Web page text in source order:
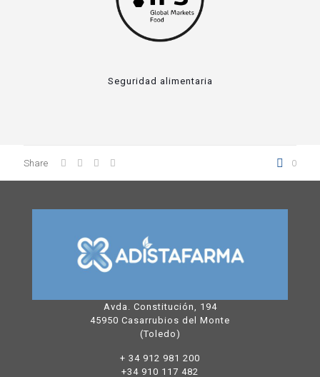
Seguridad alimentaria
Share 0
Avda. Constitución, 194
45950 Casarrubios del Monte
(Toledo)
+ 34 912 981 200
+34 910 117 482